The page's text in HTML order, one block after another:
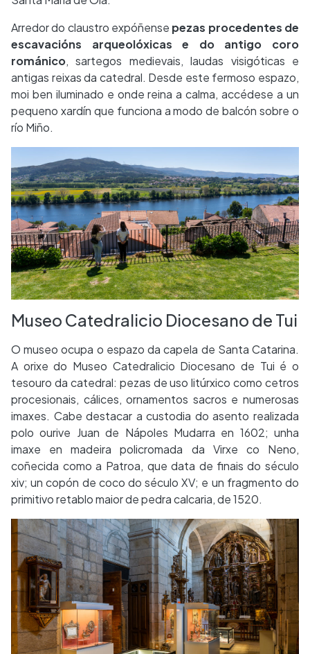
Arredor do claustro expóñense pezas procedentes de
escavacións arqueolóxicas e do antigo coro
románico, sartegos medievais, laudas visigóticas e
antigas reixas da catedral. Desde este fermoso espazo,
moi ben iluminado e onde reina a calma, accédese a un
pequeno xardín que funciona a modo de balcón sobre o
río Miño.
Museo Catedralicio Diocesano de Tui
O museo ocupa o espazo da capela de Santa Catarina.
A orixe do Museo Catedralicio Diocesano de Tui é o
tesouro da catedral: pezas de uso litúrxico como cetros
procesionais, cálices, ornamentos sacros e numerosas
imaxes. Cabe destacar a custodia do asento realizada
polo ourive Juan de Nápoles Mudarra en 1602; unha
imaxe en madeira policromada da Virxe co Neno,
coñecida como a Patroa, que data de finais do século
xiv; un copón de coco do século XV; e un fragmento do
primitivo retablo maior de pedra calcaria, de 1520.